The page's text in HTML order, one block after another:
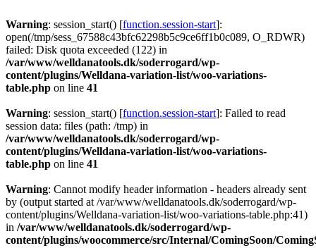
Warning: session_start() [function.session-start]:
open(/tmp/sess_67588c43bfc62298b5c9ce6ff1b0c089, O_RDWR)
failed: Disk quota exceeded (122) in
/var/www/welldanatools.dk/soderrogard/wp-
content/plugins/Welldana-variation-list/woo-variations-
table.php on line 41
Warning: session_start() [function.session-start]: Failed to read
session data: files (path: /tmp) in
/var/www/welldanatools.dk/soderrogard/wp-
content/plugins/Welldana-variation-list/woo-variations-
table.php on line 41
Warning: Cannot modify header information - headers already sent
by (output started at /var/www/welldanatools.dk/soderrogard/wp-
content/plugins/Welldana-variation-list/woo-variations-table.php:41)
in /var/www/welldanatools.dk/soderrogard/wp-
content/plugins/woocommerce/src/Internal/ComingSoon/